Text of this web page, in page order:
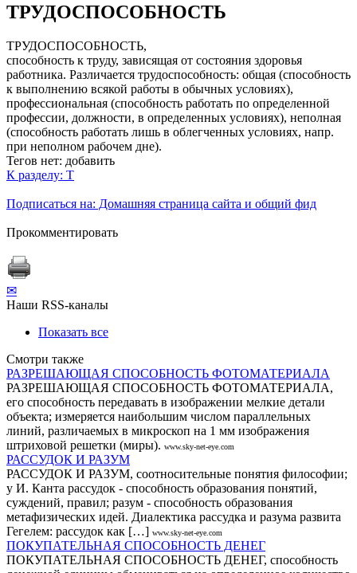
ТРУДОСПОСОБНОСТЬ
ТРУДОСПОСОБНОСТЬ,
способность к труду, зависящая от состояния здоровья
работника. Различается трудоспособность: общая (способность
к выполнению всякой работы в обычных условиях),
профессиональная (способность работать по определенной
профессии, должности, в определенных условиях), неполная
(способность работать лишь в облегченных условиях, напр.
при неполном рабочем дне).
Тегов нет: добавить
К разделу: Т
Подписаться на: Домашняя страница сайта и общий фид
Прокомментировать
✉
Наши RSS-каналы
Показать все
Смотри также
РАЗРЕШАЮЩАЯ СПОСОБНОСТЬ ФОТОМАТЕРИАЛА
РАЗРЕШАЮЩАЯ СПОСОБНОСТЬ ФОТОМАТЕРИАЛА,
его способность передавать в изображении мелкие детали
объекта; измеряется наибольшим числом параллельных
линий, различаемых в микроскоп на 1 мм изображения
штриховой решетки (миры). www.sky-net-eye.com
РАССУДОК И РАЗУМ
РАССУДОК И РАЗУМ, соотносительные понятия философии;
у И. Канта рассудок - способность образования понятий,
суждений, правил; разум - способность образования
метафизических идей. Диалектика рассудка и разума развита
Гегелем: рассудок как […] www.sky-net-eye.com
ПОКУПАТЕЛЬНАЯ СПОСОБНОСТЬ ДЕНЕГ
ПОКУПАТЕЛЬНАЯ СПОСОБНОСТЬ ДЕНЕГ, способность